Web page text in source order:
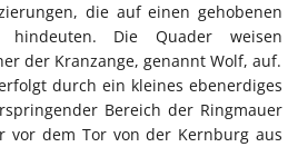
die auf einen gehobenen
hindeuten. Die Quader weisen
der Kranzange, genannt Wolf, auf.
durch ein kleines ebenerdiges
Bereich der Ringmauer
vor dem Tor von der Kernburg aus